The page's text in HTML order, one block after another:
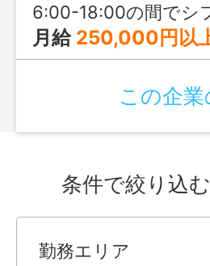
6:00-18:00の間でシフト制（実働8時
月給 250,000円以
この企
条件で絞り込む
勤務エリア